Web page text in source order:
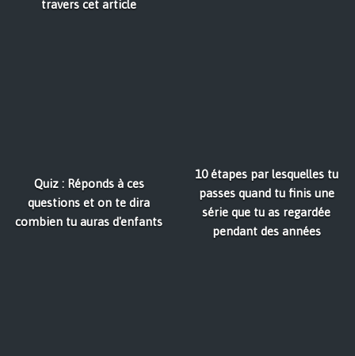
travers cet article
Quiz : Réponds à ces
questions et on te dira
combien tu auras d'enfants
10 étapes par lesquelles tu
passes quand tu finis une
série que tu as regardée
pendant des années